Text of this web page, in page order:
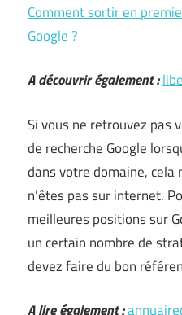
Comment sortir en
Google ?
A découvrir également :
Si vous ne retrouvez pas
de recherche Google
dans votre domaine, cela
n’êtes pas sur internet.
meilleures positions sur
un certain nombre de
devez faire du bon
A lire également :